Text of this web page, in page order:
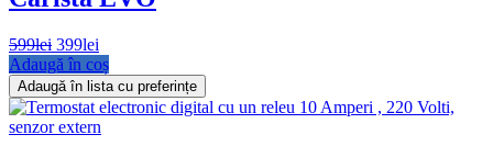
599lei Prețul
inițial
a
fost:
599lei.
399lei
curent
este:
399lei.
Adaugă în coș
Adaugă în lista cu preferințe